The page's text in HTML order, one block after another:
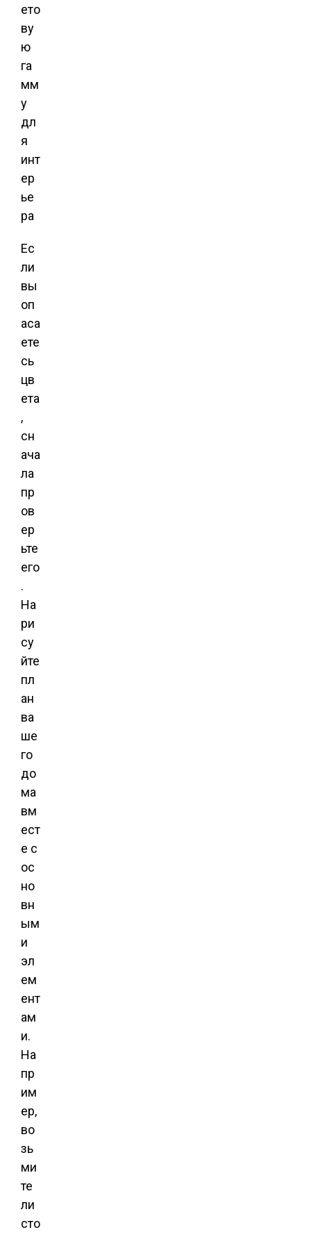
Ес
ли
вы
оп
аса
ете
сь
цв
ета
,
сн
ача
ла
пр
ов
ер
ьте
его
.
На
ри
су
йте
пл
ан
ва
ше
го
до
ма
вм
ест
е с
ос
но
вн
ым
и
эл
ем
ент
ам
и.
На
пр
им
ер,
во
зь
ми
те
ли
сто